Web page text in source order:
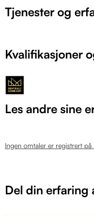
Tjenester og
Kvalifikasjoner
Les andre sine
Ingen omtaler er registrert på
Del din erfaring